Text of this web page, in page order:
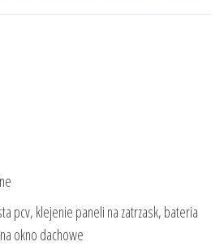
pcv, klejenie paneli na zatrzask, bateria
okno dachowe